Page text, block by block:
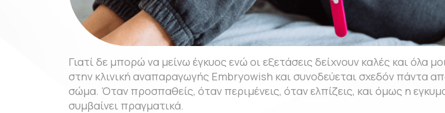
Γιατί δε μπορώ να μείνω έγκυος ενώ οι εξετάσεις δείχνουν καλές και όλα
στην κλινική αναπαραγωγής Embryowish και συνοδεύεται σχεδόν πάντα
σώμα. Όταν προσπαθείς, όταν περιμένεις, όταν ελπίζεις, και όμως η
συμβαίνει πραγματικά.